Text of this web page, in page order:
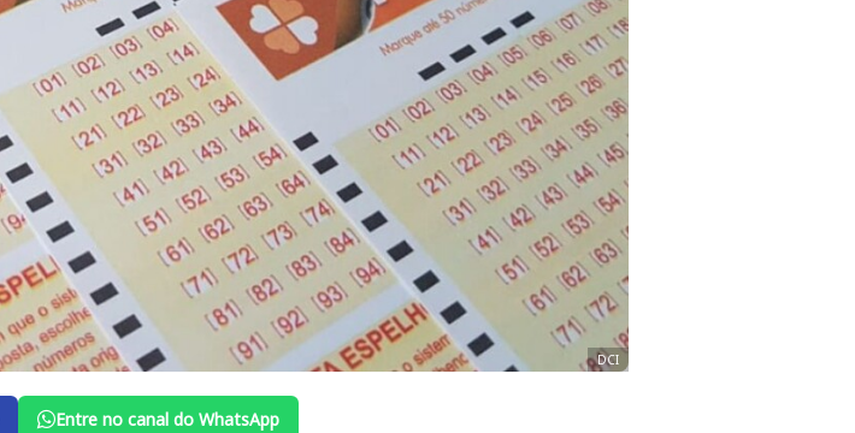
DCI
Entre no canal do WhatsApp